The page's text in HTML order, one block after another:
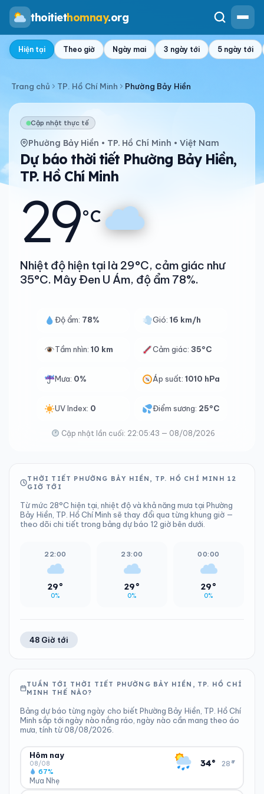
thoitiethomnay.org
Hiện tại Theo giờ Ngày mai 3 ngày tới 5 ngày tới
Trang chủ TP. Hồ Chí Minh Phường Bảy Hiền
Cập nhật thực tế
Phường Bảy Hiền • TP. Hồ Chí Minh • Việt Nam
Dự báo thời tiết Phường Bảy Hiền,
TP. Hồ Chí Minh
29°C
Nhiệt độ hiện tại là 29°C, cảm giác như
35°C. Mây Đen U Ám, độ ẩm 78%.
Độ ẩm: 78% Gió:16 km/h
Tầm nhìn: 10 km Cảm giác:35°C
Mưa: 0% Áp suất:1010 hPa
UV Index: 0 Điểm sương: 25°C
Cập nhật lần cuối: 22:05:43 — 08/08/2026
THỜI TIẾT PHƯỜNG BẢY HIỀN, TP. HỒ CHÍ MINH 12
GIỜ TỚI
Từ mức 28°C hiện tại, nhiệt độ và khả năng mưa tại Phường
Bảy Hiền, TP. Hồ Chí Minh sẽ thay đổi qua từng khung giờ —
theo dõi chi tiết trong bảng dự báo 12 giờ bên dưới.
22:00
29°
0%
23:00
29°
0%
00:00
29°
0%
48 Giờ tới
TUẦN TỚI THỜI TIẾT PHƯỜNG BẢY HIỀN, TP. HỒ CHÍ
MINH THẾ NÀO?
Bảng dự báo từng ngày cho biết Phường Bảy Hiền, TP. Hồ Chí
Minh sắp tới ngày nào nắng ráo, ngày nào cần mang theo áo
mưa, tính từ 08/08/2026.
Hôm nay
08/08
Mưa Nhẹ
67%
34° 28°
▾